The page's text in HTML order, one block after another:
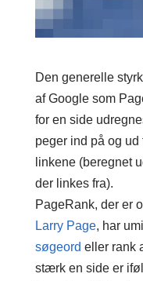
Den generelle
af Google som
for en side
peger ind på og
linkene (beregnet
der linkes fra).
PageRank, der er
Larry Page, har
søgeord eller rank
stærk en side er